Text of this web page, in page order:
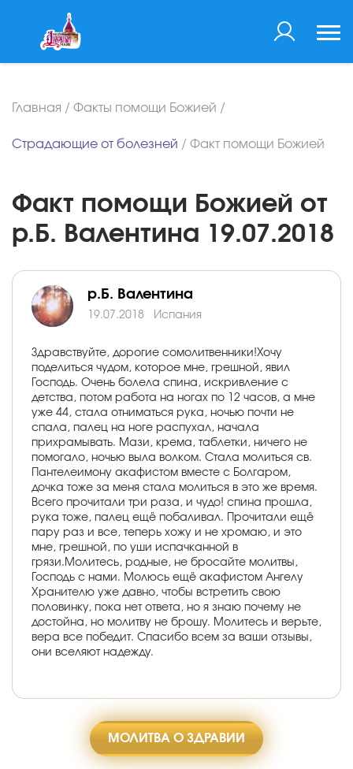
Главная / Факты помощи Божией /
Страдающие от болезней / Факт помощи Божией
Факт помощи Божией от
р.Б. Валентина 19.07.2018
р.Б. Валентина
19.07.2018 Испания
Здравствуйте, дорогие сомолитвенники!Хочу
поделиться чудом, которое мне, грешной, явил
Господь. Очень болела спина, искривление с
детства, потом работа на ногах по 12 часов, а мне
уже 44, стала отниматься рука, ночью почти не
спала, палец на ноге распухал, начала
прихрамывать. Мази, крема, таблетки, ничего не
помогало, ночью выла волком. Стала молиться св.
Пантелеимону акафистом вместе с Болгаром,
дочка тоже за меня стала молиться в это же время.
Всего прочитали три раза, и чудо! спина прошла,
рука тоже, палец ещё побаливал. Прочитали ещё
пару раз и все, теперь хожу и не хромаю, и это
мне, грешной, по уши испачканной в
грязи.Молитесь, родные, не бросайте молитвы,
Господь с нами. Молюсь ещё акафистом Ангелу
Хранителю уже давно, чтобы встретить свою
половинку, пока нет ответа, но я знаю почему не
достойна, но молитву не брошу. Молитесь и верьте,
вера все победит. Спасибо всем за ваши отзывы,
они вселяют надежду.
МОЛИТВА О ЗДРАВИИ